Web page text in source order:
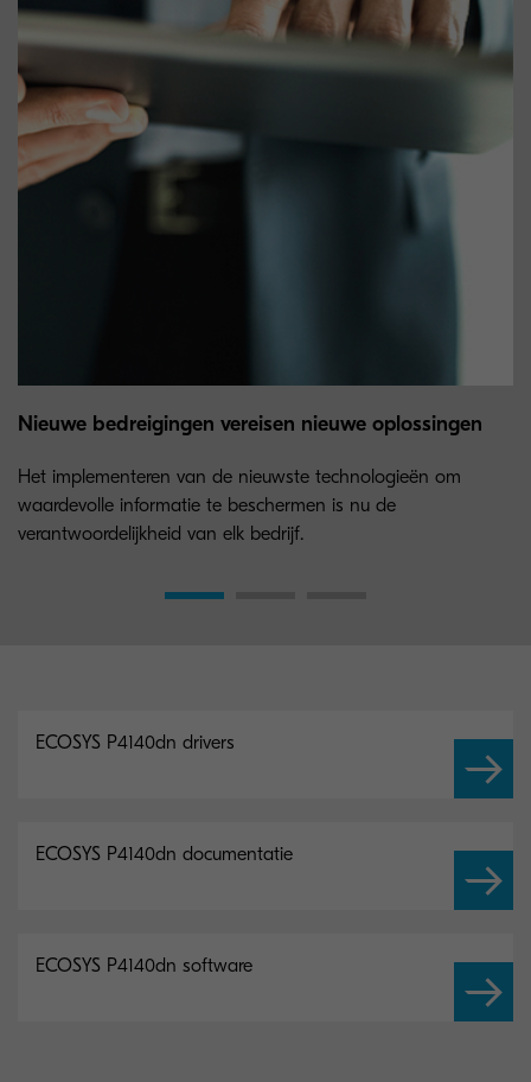
Nieuwe bedreigingen vereisen nieuwe oplossingen
Het implementeren van de nieuwste technologieën om
waardevolle informatie te beschermen is nu de
verantwoordelijkheid van elk bedrijf.
ECOSYS P4140dn drivers
ECOSYS P4140dn documentatie
ECOSYS P4140dn software